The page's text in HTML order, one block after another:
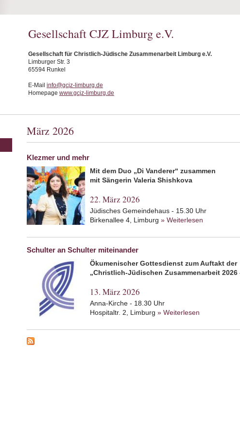
Gesellschaft CJZ Limburg e.V.
Gesellschaft für Christlich-Jüdische Zusammenarbeit Limburg e.V.
Limburger Str. 3
65594 Runkel
E-Mail info@gcjz-limburg.de
Homepage www.gcjz-limburg.de
März 2026
Klezmer und mehr
Mit dem Duo „Di Vanderer“ zusammen
mit Sängerin Valeria Shishkova
22. März 2026
Jüdisches Gemeindehaus - 15.30 Uhr
Birkenallee 4, Limburg » Weiterlesen
Schulter an Schulter miteinander
Ökumenischer Gottesdienst zum Auftakt der
„Christlich-Jüdischen Zusammenarbeit 2026
13. März 2026
Anna-Kirche - 18.30 Uhr
Hospitaltr. 2, Limburg » Weiterlesen